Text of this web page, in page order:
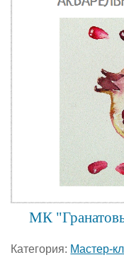
МК
Категория: Мастер-